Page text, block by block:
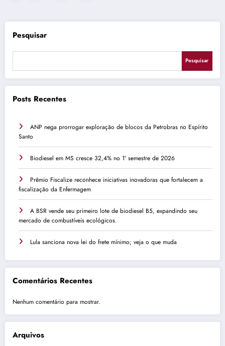
de
posts
Pesquisar
Pesquisar
Posts Recentes
ANP nega prorrogar exploração de blocos da Petrobras no Espírito
Santo
Biodiesel em MS cresce 32,4% no 1º semestre de 2026
Prêmio Fiscalize reconhece iniciativas inovadoras que fortalecem a
fiscalização da Enfermagem
A BSR vende seu primeiro lote de biodiesel B5, expandindo seu
mercado de combustíveis ecológicos.
Lula sanciona nova lei do frete mínimo; veja o que muda
Comentários Recentes
Nenhum comentário para mostrar.
Arquivos